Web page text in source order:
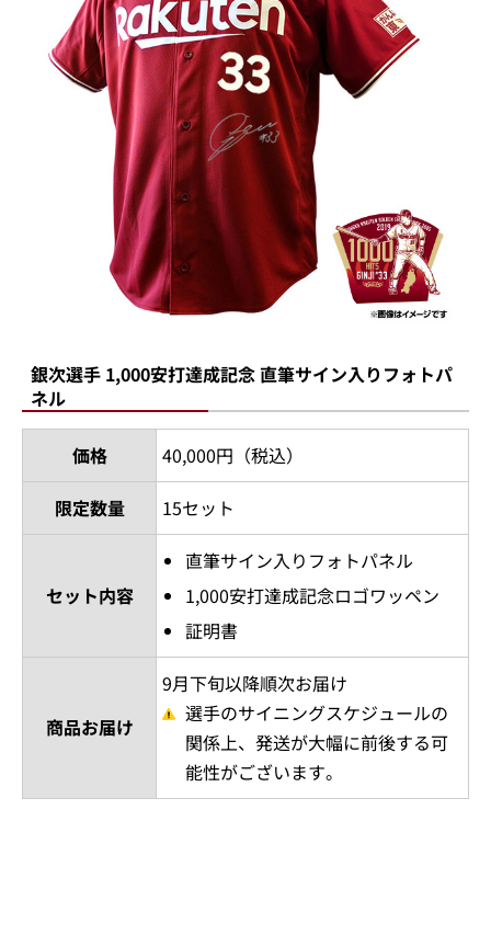
銀次選手 1,000安打達成記念 直筆サイン入りフォトパ
ネル
価格
40,000円（税込）
限定数量
15セット
セット内容
直筆サイン入りフォトパネル
1,000安打達成記念ロゴワッペン
証明書
商品お届け
9月下旬以降順次お届け
選手のサイニングスケジュールの
関係上、発送が大幅に前後する可
能性がございます。